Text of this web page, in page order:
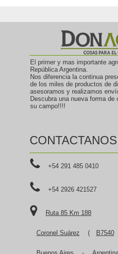
El primer y mas importante
República Argentina.
Nos diferencia la continua
de los miles de productos de
asesoramos y realizamos
Descubra una nueva forma
su campo!!!!
CONTACTANOS
+54 291 485 0410
+54 2926 421527
Ruta 85 Km 188
Coronel Suárez ( B7540